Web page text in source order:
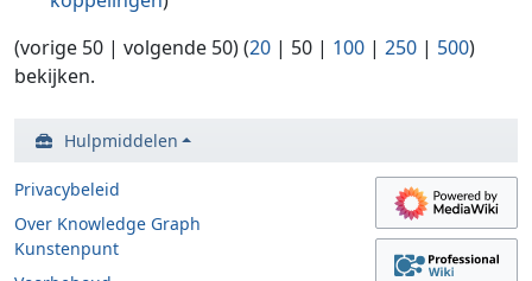
(vorige 50 | volgende 50) (20 | 50 | 100 | 250 | 500)
bekijken.
Hulpmiddelen
Privacybeleid
Over Knowledge Graph
Kunstenpunt